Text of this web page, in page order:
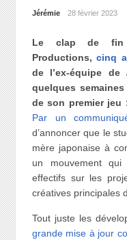
Jérémie 28 février 2023
Le clap de fin
Productions,cinq
de l’ex-équipe de
quelques
de son premier jeu
Par un
d’annoncer que le
mère japonaise à
un mouvement qui
effectifs sur les
créatives principales
Tout juste les
grande mise à jour